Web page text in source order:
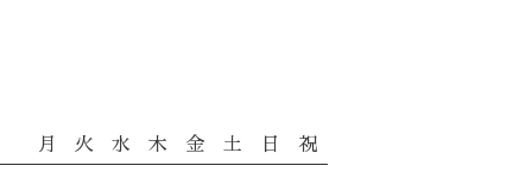
月 火 水 木 金 土 日 祝